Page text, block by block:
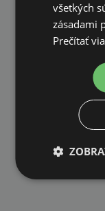
všetkých
zásadami
Prečítať